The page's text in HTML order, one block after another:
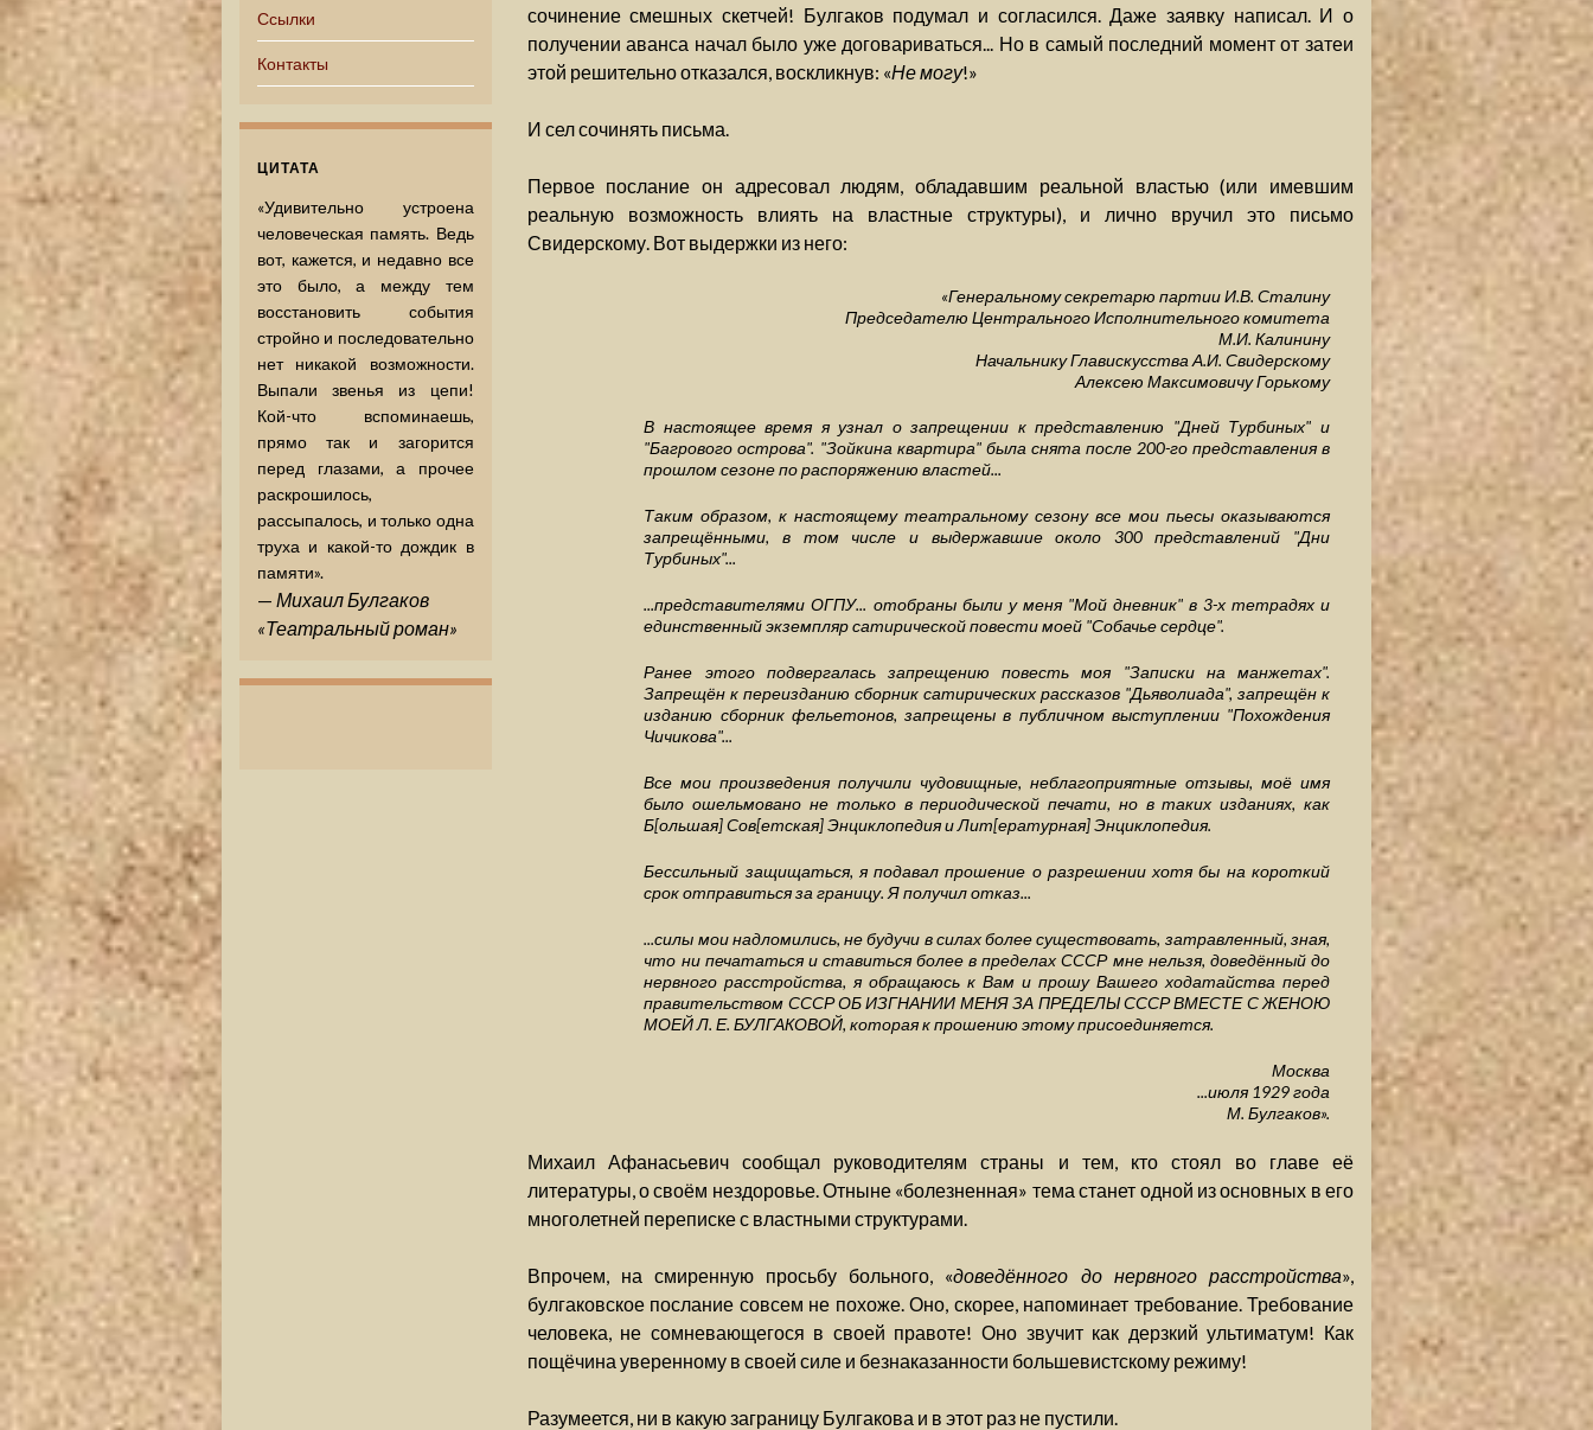
Ссылки
Контакты
ЦИТАТА
«Удивительно устроена
человеческая память. Ведь
вот, кажется, и недавно все
это было, а между тем
восстановить события
стройно и последовательно
нет никакой возможности.
Выпали звенья из цепи!
Кой-что вспоминаешь,
прямо так и загорится
перед глазами, а прочее
раскрошилось,
рассыпалось, и только одна
труха и какой-то дождик в
памяти».
— Михаил Булгаков
«Театральный роман»
сочинение смешных скетчей! Булгаков подумал и согласился. Даже заявку написал. И о
получении аванса начал было уже договариваться... Но в самый последний момент от затеи
этой решительно отказался, воскликнув: «Не могу!»
И сел сочинять письма.
Первое послание он адресовал людям, обладавшим реальной властью (или имевшим
реальную возможность влиять на властные структуры), и лично вручил это письмо
Свидерскому. Вот выдержки из него:
«Генеральному секретарю партии И.В. Сталину
Председателю Центрального Исполнительного комитета
М.И. Калинину
Начальнику Главискусства А.И. Свидерскому
Алексею Максимовичу Горькому
В настоящее время я узнал о запрещении к представлению "Дней Турбиных" и
"Багрового острова". "Зойкина квартира" была снята после 200-го представления в
прошлом сезоне по распоряжению властей...
Таким образом, к настоящему театральному сезону все мои пьесы оказываются
запрещёнными, в том числе и выдержавшие около 300 представлений "Дни
Турбиных"...
...представителями ОГПУ... отобраны были у меня "Мой дневник" в 3-х тетрадях и
единственный экземпляр сатирической повести моей "Собачье сердце".
Ранее этого подвергалась запрещению повесть моя "Записки на манжетах".
Запрещён к переизданию сборник сатирических рассказов "Дьяволиада", запрещён к
изданию сборник фельетонов, запрещены в публичном выступлении "Похождения
Чичикова"...
Все мои произведения получили чудовищные, неблагоприятные отзывы, моё имя
было ошельмовано не только в периодической печати, но в таких изданиях, как
Б[ольшая] Сов[етская] Энциклопедия и Лит[ературная] Энциклопедия.
Бессильный защищаться, я подавал прошение о разрешении хотя бы на короткий
срок отправиться за границу. Я получил отказ...
...силы мои надломились, не будучи в силах более существовать, затравленный, зная,
что ни печататься и ставиться более в пределах СССР мне нельзя, доведённый до
нервного расстройства, я обращаюсь к Вам и прошу Вашего ходатайства перед
правительством СССР ОБ ИЗГНАНИИ МЕНЯ ЗА ПРЕДЕЛЫ СССР ВМЕСТЕ С ЖЕНОЮ
МОЕЙ Л. Е. БУЛГАКОВОЙ, которая к прошению этому присоединяется.
Москва
...июля 1929 года
М. Булгаков».
Михаил Афанасьевич сообщал руководителям страны и тем, кто стоял во главе её
литературы, о своём нездоровье. Отныне «болезненная» тема станет одной из основных в его
многолетней переписке с властными структурами.
Впрочем, на смиренную просьбу больного, «доведённого до нервного расстройства»,
булгаковское послание совсем не похоже. Оно, скорее, напоминает требование. Требование
человека, не сомневающегося в своей правоте! Оно звучит как дерзкий ультиматум! Как
пощёчина уверенному в своей силе и безнаказанности большевистскому режиму!
Разумеется, ни в какую заграницу Булгакова и в этот раз не пустили.